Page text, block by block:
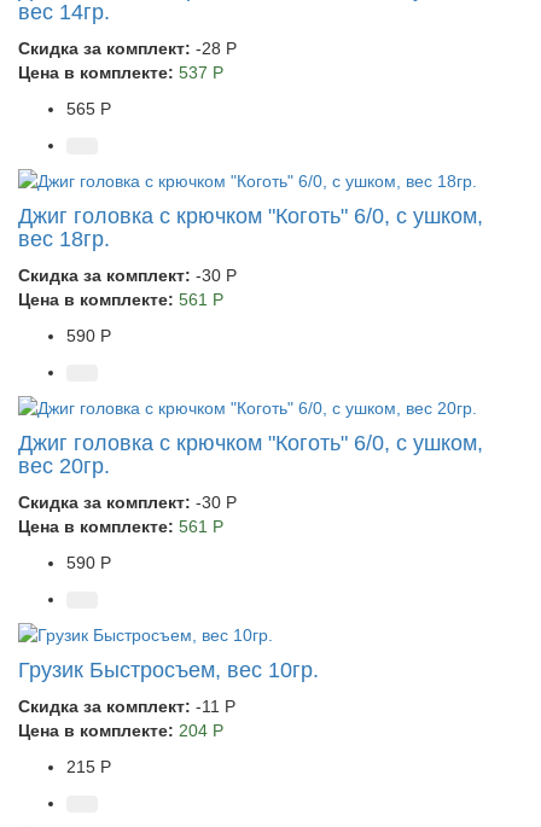
вес 14гр.
Скидка за комплект: -28 Р
Цена в комплекте: 537 Р
565 Р
Джиг головка с крючком "Коготь" 6/0, с ушком,
вес 18гр.
Скидка за комплект: -30 Р
Цена в комплекте: 561 Р
590 Р
Джиг головка с крючком "Коготь" 6/0, с ушком,
вес 20гр.
Скидка за комплект: -30 Р
Цена в комплекте: 561 Р
590 Р
Грузик Быстросъем, вес 10гр.
Скидка за комплект: -11 Р
Цена в комплекте: 204 Р
215 Р